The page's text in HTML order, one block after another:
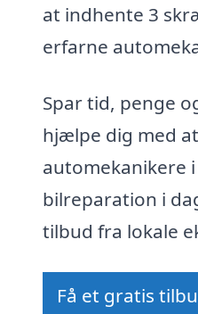
at indhente 3
erfarne
Spar tid, penge
hjælpe dig med
automekanikere
bilreparation i
tilbud fra lokale
Få et gratis